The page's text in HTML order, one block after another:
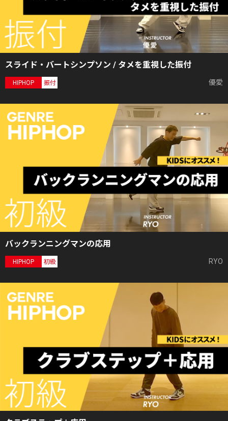
スライド・バートシンプソン / タメを重視した振付
HIPHOP 振付 優愛
バックランニングマンの応用
HIPHOP 初級 RYO